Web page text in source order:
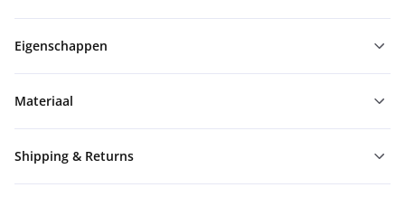
Eigenschappen
Materiaal
Shipping & Returns